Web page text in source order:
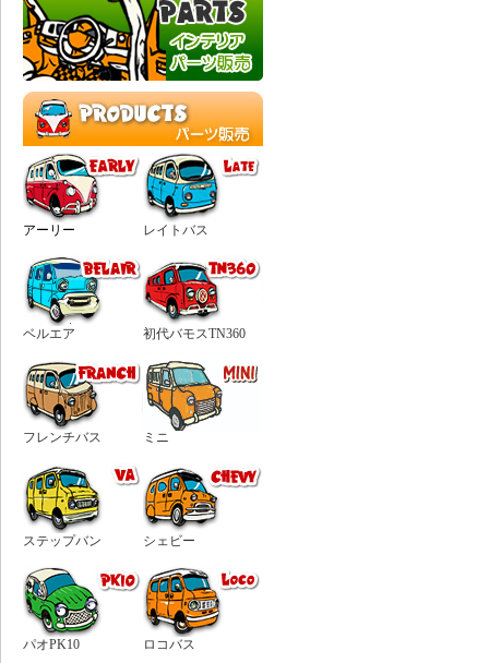
アーリー レイトバス
ベルエア 初代バモスTN360
フレンチバス ミニ
ステップバン シェビー
パオPK10 ロコバス